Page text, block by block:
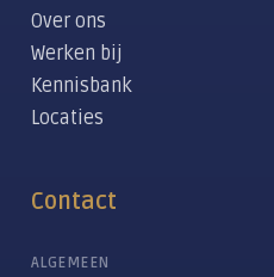
Over ons
Werken bij
Kennisbank
Locaties
Contact
ALGEMEEN